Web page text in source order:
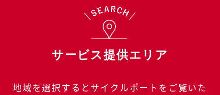
サービス提供エリア
地域を選択するとサイクルポートをご覧いた